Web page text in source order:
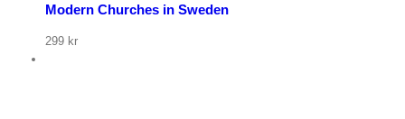
Modern Churches in Sweden
299 kr